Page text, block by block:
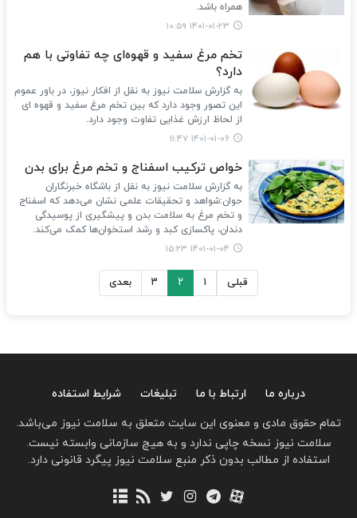
همراه باشد.
۱۴۰۱-۰۱-۲۳ ۱۰:۵۹
تخم مرغ سفید و قهوه‌ای چه تفاوتی با هم
دارد؟
به گزارش سلامت نیوز به نقل از افکار نیوز، در باور عموم
این تصور وجود دارد که بین تخم مرغ سفید و قهوه ای
از لحاظ ارزش غذایی تفاوت وجود دارد.
۱۴۰۱-۰۱-۰۶ ۱۱:۴۷
خواص ترکیب اسفناج و تخم مرغ برای بدن
به گزارش سلامت نیوز به نقل از باشگاه خبرنگاران
حوان:شواهد و تحقیقات علمی نشان می‌دهد که اسفناج
و تخم مرغ به سلامت بدن و پیشگیری از پوسیدگی
دندان، پاکسازی کبد و رشد استخوان‌ها کمک می‌کند.
۱۴۰۱-۰۱-۰۴ ۱۵:۲۳
قبلی ۱ ۲ ۳ بعدی
درباره ما ارتباط با ما تبلیغات
شرایط استفاده
تمام حقوق مادی و معنوی این سایت متعلق به سلامت نیوز می‌باشد.
سلامت نیوز نسخه چاپی ندارد و به هیچ سازمانی وابسته نیست.
استفاده از مطالب بدون ذکر منبع سلامت نیوز پیگرد قانونی دارد.